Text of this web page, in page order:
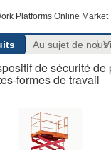
Platforms Online Market
Au sujet de nous
de sécurité de
formes de travail